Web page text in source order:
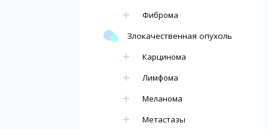
Фиброма
Злокачественная опухоль
Карцинома
Лимфома
Меланома
Метастазы